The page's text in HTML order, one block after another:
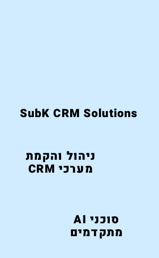
SubK CRM Solutions
ניהול והקמת
מערכי CRM
סוכני AI
מתקדמים